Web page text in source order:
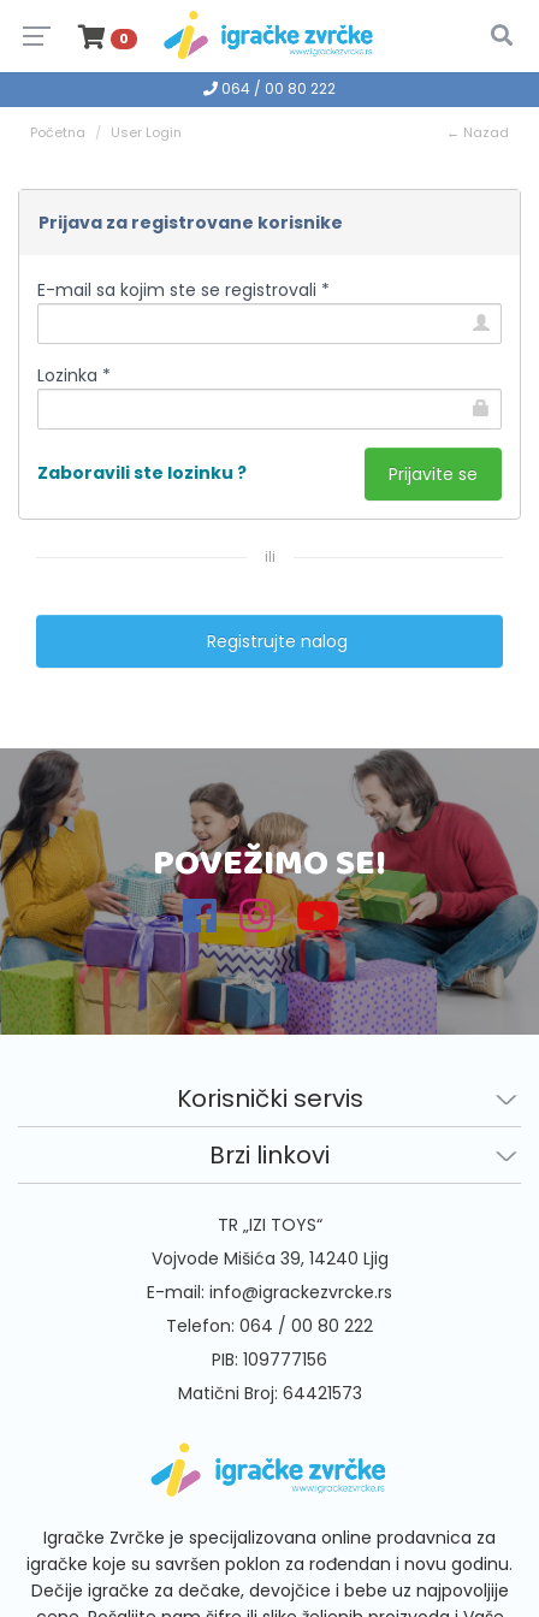
0
064 / 00 80 222
Početna User Login ← Nazad
Prijava za registrovane korisnike
E-mail sa kojim ste se registrovali *
Lozinka *
Zaboravili ste lozinku ?
ili
Registrujte nalog
POVEŽIMO SE!
Korisnički servis
Brzi linkovi
TR „IZI TOYS“
Vojvode Mišića 39, 14240 Ljig
E-mail: info@igrackezvrcke.rs
Telefon: 064 / 00 80 222
PIB: 109777156
Matični Broj: 64421573
Igračke Zvrčke je specijalizovana online prodavnica za
igračke koje su savršen poklon za rođendan i novu godinu.
Dečije igračke za dečake, devojčice i bebe uz najpovoljije